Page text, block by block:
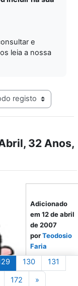
e
leia a nossa
terciária do
32 Anos,
Adicionado
em 12 de abril
de 2007
porTeodosio
Faria
Centro
de
128
Página 129
130Página 130
131
135172Página 172
»Página